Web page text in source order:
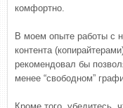
комфортно.
В моем опыте работы с
контента
рекомендовал бы
менее “свободном”